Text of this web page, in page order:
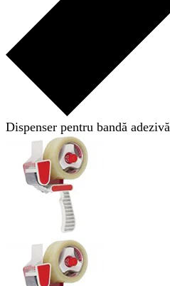
Dispenser pentru bandă adezivă